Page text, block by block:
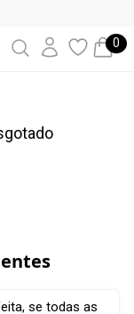
0
se todas as